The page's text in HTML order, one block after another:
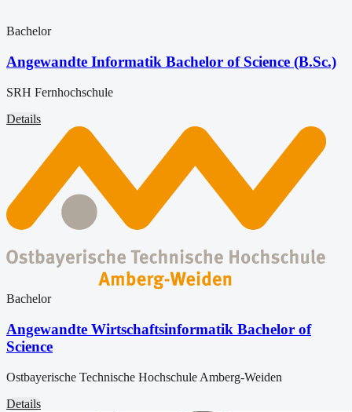
Bachelor
Angewandte Informatik Bachelor of Science (B.Sc.)
SRH Fernhochschule
Details
Bachelor
Angewandte Wirtschaftsinformatik Bachelor of
Science
Ostbayerische Technische Hochschule Amberg-Weiden
Details